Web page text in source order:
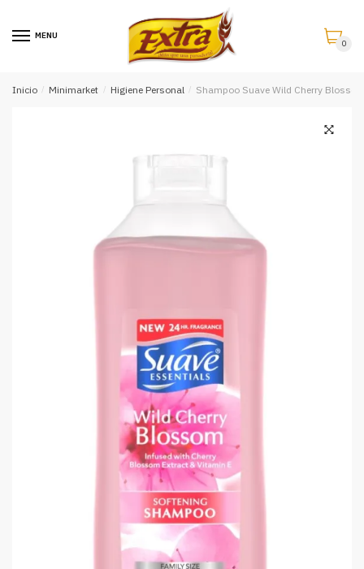
MENU
0
Inicio / Minimarket / Higiene Personal / Shampoo Suave Wild Cherry